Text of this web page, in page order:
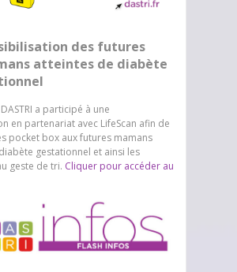
des futures
atteintes de diabète
a participé à une
en partenariat avec LifeScan afin de
pocket box aux futures mamans
gestationnel et ainsi les
geste de tri. Cliquer pour accéder au